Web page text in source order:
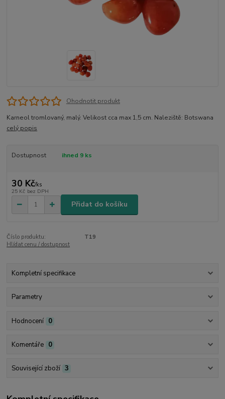
Ohodnotit produkt
Karneol tromlovaný, malý. Velikost cca max 1,5 cm. Naleziště: Botswana
celý popis
Dostupnost ihned 9 ks
30 Kč/ks
25 Kč bez DPH
Přidat do košíku
Číslo produktu:
T19
Hlídat cenu / dostupnost
Kompletní specifikace
Parametry
Hodnocení 0
Komentáře 0
Související zboží 3